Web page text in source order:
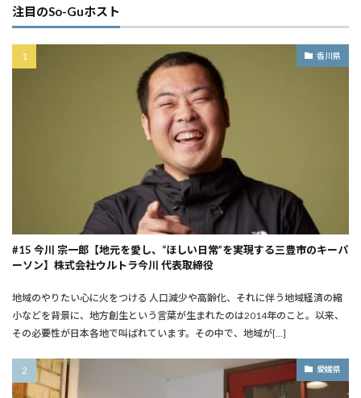
注目のSo-Guホスト
香川県
#15 今川 宗一郎【地元を愛し、“ほしい日常”を実現する三豊市のキーパ
ーソン】株式会社ウルトラ今川 代表取締役
地域のやりたい心に火をつける ――人口減少や高齢化、それに伴う地域経済の縮
小などを背景に、地方創生という言葉が生まれたのは2014年のこと。以来、
その必要性が日本各地で叫ばれています。その中で、地域が[…]
愛媛県